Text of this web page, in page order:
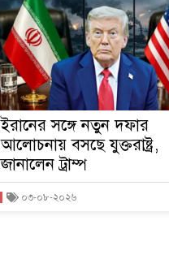
ইরানের সঙ্গে নতুন দফার
আলোচনায় বসছে যুক্তরাষ্ট্র,
জানালেন ট্রাম্প
০৩-০৮-২০২৬